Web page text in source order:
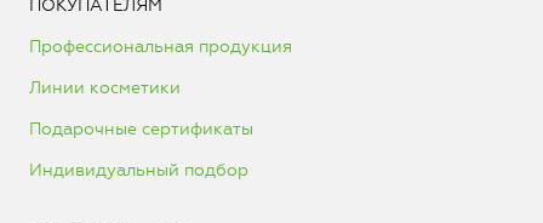
ПОКУПАТЕЛЯМ
Профессиональная продукция
Линии косметики
Подарочные сертификаты
Индивидуальный подбор